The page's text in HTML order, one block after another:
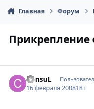
Главная Форум
Прикрепление
ConsuL
16 февраля 200818 г